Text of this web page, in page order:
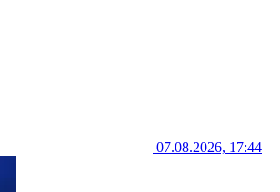
07.08.2026, 17:44